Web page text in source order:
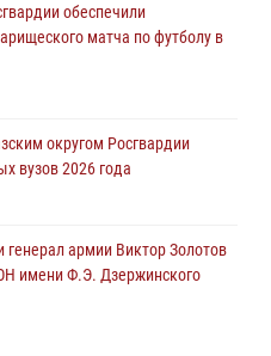
и полиции задержали
подозреваемого в
класс Росгвардии
обеспечили
матча по футболу в
округом Росгвардии
вузов 2026 года
генерал армии Виктор Золотов
имени Ф.Э. Дзержинского